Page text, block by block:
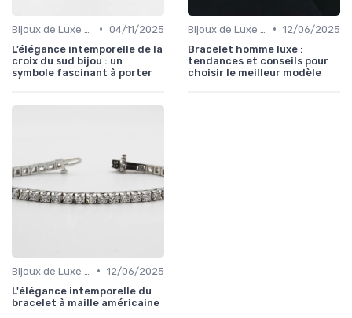
• 04/11/2025
L’élégance intemporelle de la
croix du sud bijou : un
symbole fascinant à porter
• 12/06/2025
Bracelet homme luxe :
tendances et conseils pour
choisir le meilleur modèle
• 12/06/2025
L'élégance intemporelle du
bracelet à maille américaine